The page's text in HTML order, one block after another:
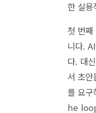
한 실용
첫 번
니다.
다. 대
서 초
를 요
he